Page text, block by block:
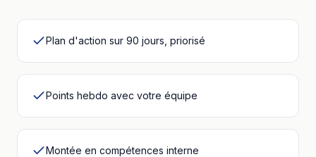
Plan d'action sur 90 jours, priorisé
Points hebdo avec votre équipe
Montée en compétences interne